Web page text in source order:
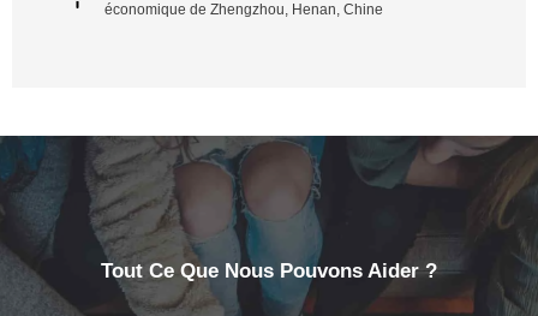
économique de Zhengzhou, Henan, Chine
Tout Ce Que Nous Pouvons Aider ?